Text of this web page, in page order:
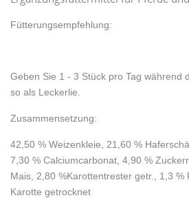
Fütterungsempfehlung:
Geben Sie 1 - 3 Stück pro Tag während
so als Leckerlie.
Zusammensetzung:
42,50 % Weizenkleie, 21,60 %
7,30 % Calciumcarbonat, 4,90 %
Mais, 2,80 %Karottentrester getr., 1,3 %
Karotte getrocknet